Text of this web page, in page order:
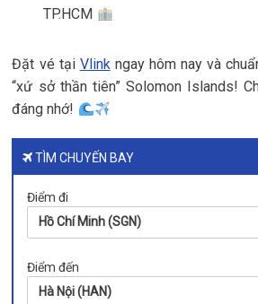
TP.HCM
Đặt vé tại Vlinkngay hôm nay và
“xứ sở thần tiên” Solomon Islands!
đáng nhớ!
TÌM CHUYẾN BAY
Điểm đi
Hồ Chí Minh (SGN)
Điểm đến
Hà Nội (HAN)